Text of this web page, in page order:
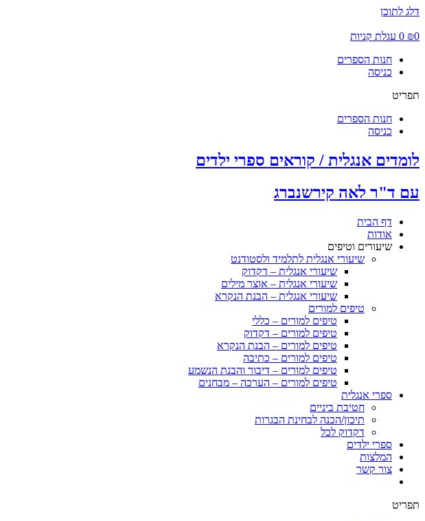
דלג לתוכן
₪0
0 עגלת קניות
חנות הספרים
כניסה
תפריט
חנות הספרים
כניסה
לומדים אנגלית / קוראים ספרי ילדים
עם ד"ר לאה קירשנברג
דף הבית
אודות
שיעורים וטיפים
שיעורי אנגלית לתלמיד ולסטודנט
שיעורי אנגלית – דקדוק
שיעורי אנגלית – אוצר מילים
שיעורי אנגלית – הבנת הנקרא
טיפים למורים
טיפים למורים – כללי
טיפים למורים – דקדוק
טיפים למורים – הבנת הנקרא
טיפים למורים – כתיבה
טיפים למורים – דיבור והבנת הנשמע
טיפים למורים – הערכה – מבחנים
ספרי אנגלית
חטיבת ביניים
תיכון/הכנה לבחינת הבגרות
דקדוק לכל
ספרי ילדים
המלצות
צור קשר
תפריט